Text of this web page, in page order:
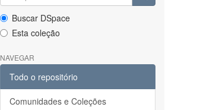
Buscar DSpace
Esta coleção
NAVEGAR
Todo o repositório
Comunidades e Coleções